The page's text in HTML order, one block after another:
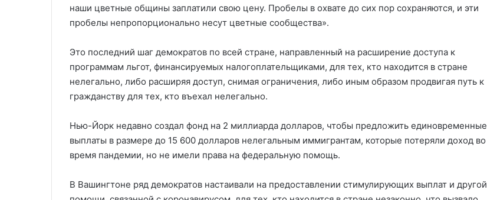
наши цветные общины заплатили свою цену. Пробелы в охвате до сих пор сохраняются, и эти
пробелы непропорционально несут цветные сообщества».
Это последний шаг демократов по всей стране, направленный на расширение доступа к
программам льгот, финансируемых налогоплательщиками, для тех, кто находится в стране
нелегально, либо расширяя доступ, снимая ограничения, либо иным образом продвигая путь к
гражданству для тех, кто въехал нелегально.
Нью-Йорк недавно создал фонд на 2 миллиарда долларов, чтобы предложить единовременные
выплаты в размере до 15 600 долларов нелегальным иммигрантам, которые потеряли доход во
время пандемии, но не имели права на федеральную помощь.
В Вашингтоне ряд демократов настаивали на предоставлении стимулирующих выплат и другой